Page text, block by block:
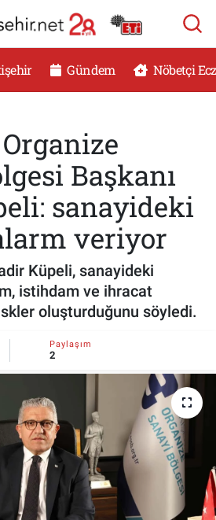
Gündem Nöbetçi
Başkanı
sanayideki
veriyor
Küpeli, sanayideki
istihdam ve ihracat
oluşturduğunu söyledi.
Paylaşım
2
ECZANELER
İçerikleri
Saatleri
Eczaneler
Vakitleri
Haritası
ve Fikstür